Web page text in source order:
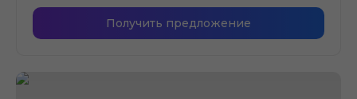
Получить предложение